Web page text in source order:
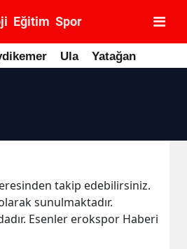
Eğitim Spor
Ula Yatağan
takip edebilirsiniz.
sunulmaktadır.
Esenler erokspor Haberi